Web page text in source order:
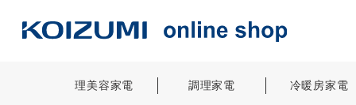
理美容家電 調理家電 冷暖房家電